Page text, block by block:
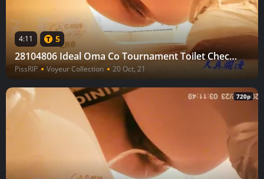
4:11 5
28104806 Ideal Oma Co Tournament Toilet Check vol.22
PissRIP Voyeur Collection 20 Oct, 21
720p